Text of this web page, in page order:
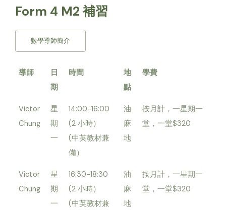
Form 4 M2 補習
數學導師簡介
導師
日
期
時間
地
點
學費
Victor
Chung
星
期
一
14:00-16:00
(2 小時）
(中英教材兼
備）
油
麻
地
按月計，一星期一
堂，一堂$320
Victor
Chung
星
期
一
16:30-18:30
(2 小時）
(中英教材兼
油
麻
地
按月計，一星期一
堂，一堂$320